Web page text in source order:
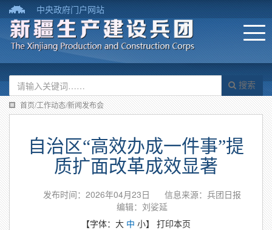
中央政府门户网站
搜索
首页/工作动态/新闻发布会
自治区“高效办成一件事”提
质扩面改革成效显著
发布时间：2026年04月23日
信息来源：​兵团日报
编辑：刘娑延
【字体： 大 中 小】 打印本页